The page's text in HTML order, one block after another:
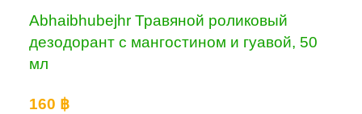
Abhaibhubejhr Травяной роликовый
дезодорант с мангостином и гуавой, 50
мл
160 ฿